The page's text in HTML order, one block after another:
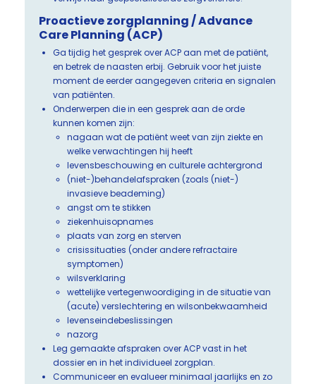
Proactieve zorgplanning / Advance
Care Planning (ACP)
Ga tijdig het gesprek over ACP aan met de patiënt,
en betrek de naasten erbij. Gebruik voor het juiste
moment de eerder aangegeven criteria en signalen
van patiënten.
Onderwerpen die in een gesprek aan de orde
kunnen komen zijn:
nagaan wat de patiënt weet van zijn ziekte en
welke verwachtingen hij heeft
levensbeschouwing en culturele achtergrond
(niet-)behandelafspraken (zoals (niet-)
invasieve beademing)
angst om te stikken
ziekenhuisopnames
plaats van zorg en sterven
crisissituaties (onder andere refractaire
symptomen)
wilsverklaring
wettelijke vertegenwoordiging in de situatie van
(acute) verslechtering en wilsonbekwaamheid
levenseindebeslissingen
nazorg
Leg gemaakte afspraken over ACP vast in het
dossier en in het individueel zorgplan.
Communiceer en evalueer minimaal jaarlijks en zo